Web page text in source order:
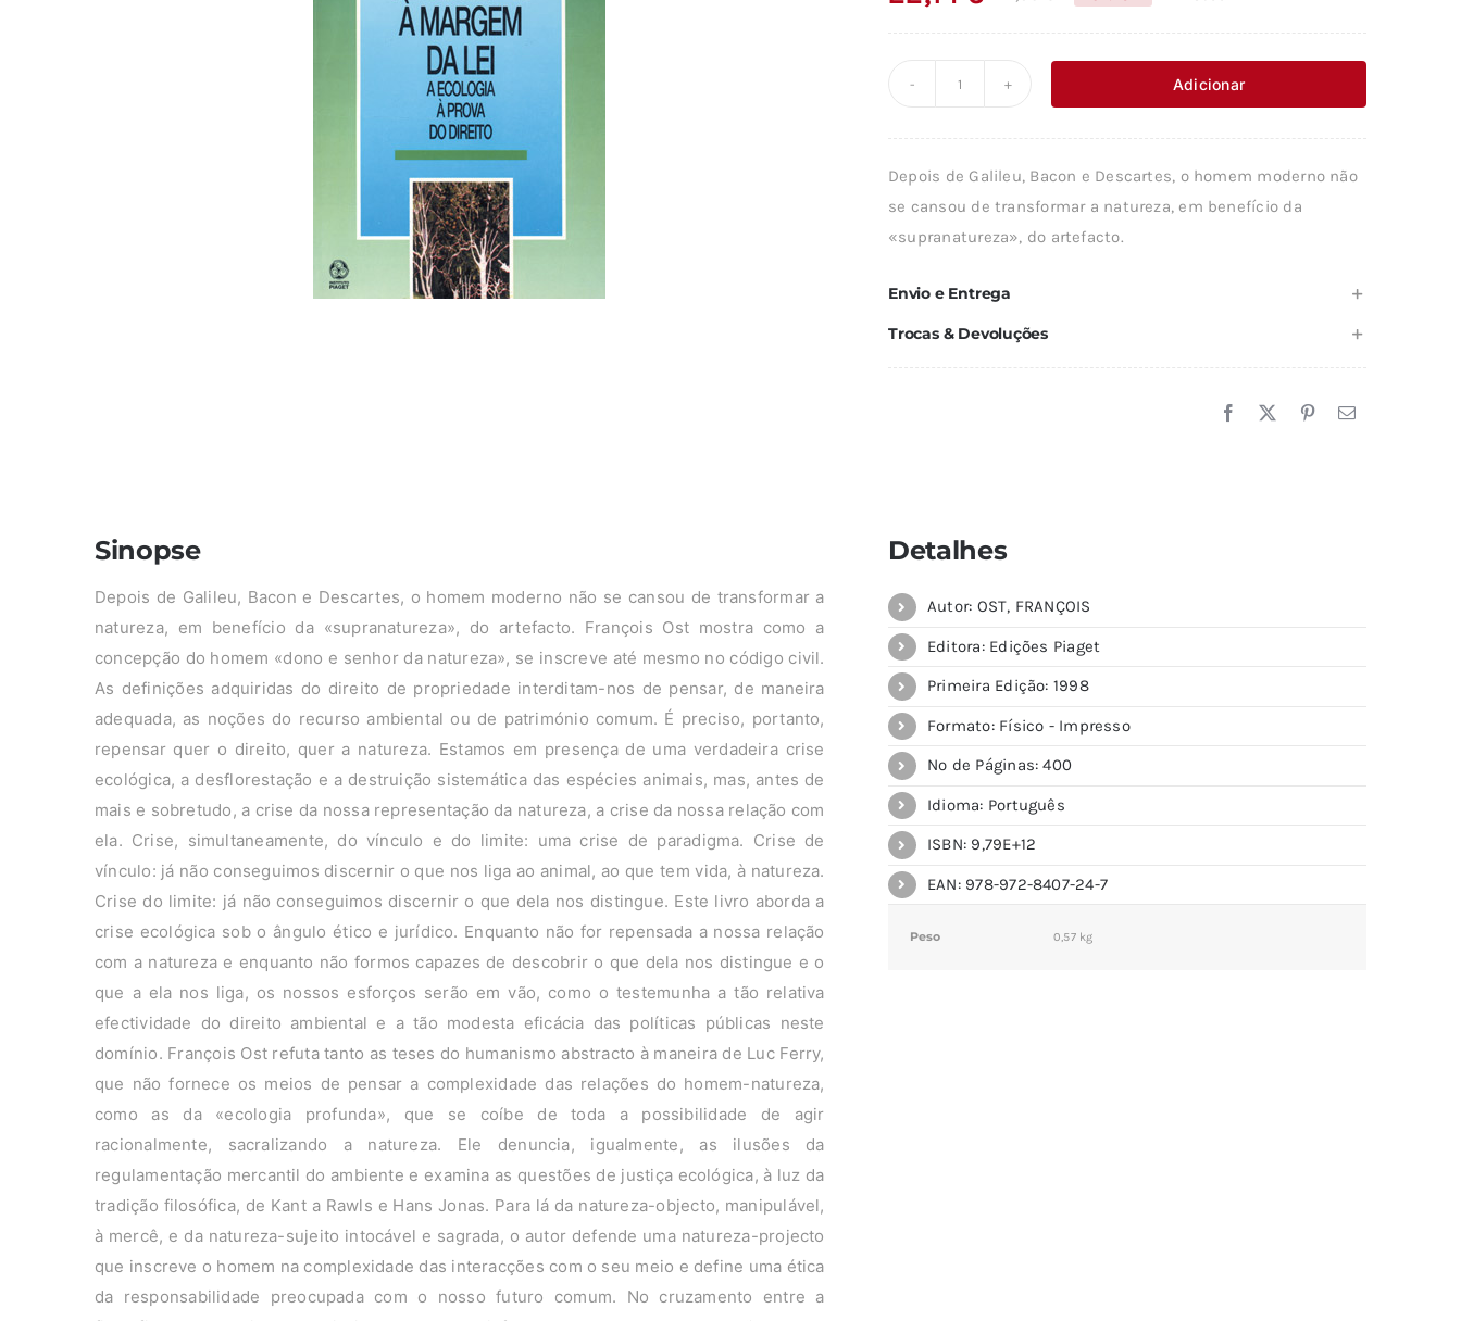
O
era:
O
é:
NATUREZA
MARGEM
Adicionar
Depois de Galileu, Bacon e Descartes, o homem moderno não
se cansou de transformar a natureza, em benefício da
«supranatureza», do artefacto.
Envio e Entrega
Trocas & Devoluções
Sinopse
Depois de Galileu, Bacon e Descartes, o homem moderno não se cansou de transformar a
natureza, em benefício da «supranatureza», do artefacto. François Ost mostra como a
concepção do homem «dono e senhor da natureza», se inscreve até mesmo no código civil.
As definições adquiridas do direito de propriedade interditam-nos de pensar, de maneira
adequada, as noções do recurso ambiental ou de património comum. É preciso, portanto,
repensar quer o direito, quer a natureza. Estamos em presença de uma verdadeira crise
ecológica, a desflorestação e a destruição sistemática das espécies animais, mas, antes de
mais e sobretudo, a crise da nossa representação da natureza, a crise da nossa relação com
ela. Crise, simultaneamente, do vínculo e do limite: uma crise de paradigma. Crise de
vínculo: já não conseguimos discernir o que nos liga ao animal, ao que tem vida, à natureza.
Crise do limite: já não conseguimos discernir o que dela nos distingue. Este livro aborda a
crise ecológica sob o ângulo ético e jurídico. Enquanto não for repensada a nossa relação
com a natureza e enquanto não formos capazes de descobrir o que dela nos distingue e o
que a ela nos liga, os nossos esforços serão em vão, como o testemunha a tão relativa
efectividade do direito ambiental e a tão modesta eficácia das políticas públicas neste
domínio. François Ost refuta tanto as teses do humanismo abstracto à maneira de Luc Ferry,
que não fornece os meios de pensar a complexidade das relações do homem-natureza,
como as da «ecologia profunda», que se coíbe de toda a possibilidade de agir
racionalmente, sacralizando a natureza. Ele denuncia, igualmente, as ilusões da
regulamentação mercantil do ambiente e examina as questões de justiça ecológica, à luz da
tradição filosófica, de Kant a Rawls e Hans Jonas. Para lá da natureza-objecto, manipulável,
à mercê, e da natureza-sujeito intocável e sagrada, o autor defende uma natureza-projecto
que inscreve o homem na complexidade das interacções com o seu meio e define uma ética
da responsabilidade preocupada com o nosso futuro comum. No cruzamento entre a
Detalhes
Autor: OST, FRANÇOIS
Editora: Edições Piaget
Primeira Edição: 1998
Formato: Físico - Impresso
Nº de Páginas: 400
Idioma: Português
ISBN: 9,79E+12
EAN: 978-972-8407-24-7
Peso 0,57 kg